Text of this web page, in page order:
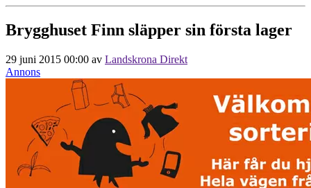
Brygghuset Finn släpper sin första lager
29 juni 2015 00:00 av Landskrona Direkt
Annons